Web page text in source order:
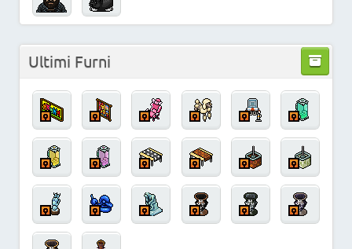
Ultimi Furni